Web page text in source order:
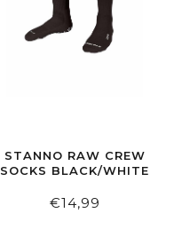
STANNO RAW CREW
SOCKS BLACK/WHITE
€14,99